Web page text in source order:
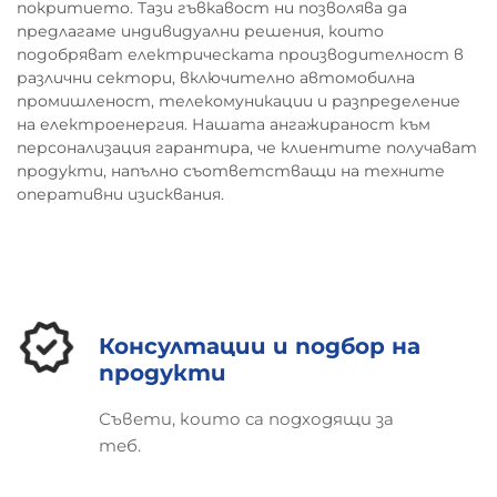
токове засичат подповърхностни дефекти
като микронапуквания с резолюция 0,3 мм,
докато ултразвуковите системи с фазиран
масив картографират еднородността на
нишките в 256 измервателни точки
едновременно.
Този двоен подход за NDE намалява
фалшивите положителни резултати с 47% в
сравнение с еднометодните системи,
Индустриален парадокс:
Балансиране на
ефективност с целите за
покритието. Тази гъвкавост ни позволява да
предлагаме индивидуални решения, които
подобряват електрическата производителност в
различни сектори, включително автомобилна
промишленост, телекомуникации и разпределение
на електроенергия. Нашата ангажираност към
персонализация гарантира, че клиентите получават
продукти, напълно съответстващи на техните
оперативни изисквания.
Консултации и подбор на
продукти
Съвети, които са подходящи за
теб.